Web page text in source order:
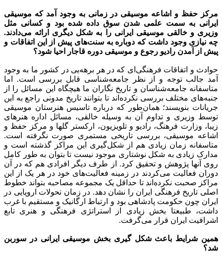
مرکز حفظ و اشاعه موسیقی در زمانی به وجود آمد که موسیقی
ایرانی به سمت علمی شدن سوق داده شده بود و کسانی مثل
وزیری و خالقی موسیقی ایرانی را به شکل دیگری ارائه می‌دادند.
چه نیازی وجود داشت که دوباره به سنت‌های پیش از این اتفاقات و
پیش از آمدن رادیو رجوع و موسیقی دوره قاجار احیا شود؟
حوادث و اتفاقات فرهنگی‌ای که در هر برهه‌یی در کشور ما به وجود
آمد جالب توجه و از نظر جامعه‌شناسی قابل بررسی است. اما
متاسفانه جامعه‌شناسان و تاریخ نگاران ما هیچگاه این مسائل را از
جنبه‌های مختلف بررسی نکرده‌اند تا بتوانند تاریخ مدونی راجع به این
جریانات بنویسند؛ همان‌طور که درباره تاسیس هنرستان موسیقی
توسط وزیری و تداوم آن به وسیله خالقی، مسائل اداره هنرهای
زیبا، وزارت فرهنگ، رادیو و تلویزیون، ارکستر گلها و مرکز حفظ و
اشاعه موسیقی، بررسی تاریخی مستمری صورت نگرفته است.
متاسفانه زمان زیادی هم از شکل‌گیری این مراکز گذشته است و
مدارک زیادی به شکل نوشتاری موجود نیست تا بتوان به طور کامل
روی آنها پژوهش و تحقیق کرد. از طرف دیگر افرادی هم که در آن
دوران فعالیت می‌کردند در زمینه فعالیت‌های خود در هر یک از این
مراکز صحبت نکرده‌اند تا حداقل یک مجموعه مصاحبه بتواند خطوط
اصلی تاریخ فرهنگی ایران را نشان دهد. در زمان تحولات اروپایی در
ایران چون حکومت پادشاهی بود و ارتباط ارگانیک و مستقیم با غرب
داشت، طبیعتا بخش زیادی از استراتژی فرهنگی و هنری تابع
اشرافیت ایران قرار می‌گرفت.
همین شرایط باعث شکل گیری بخش موسیقی ایرانی در سوربن
شد؟